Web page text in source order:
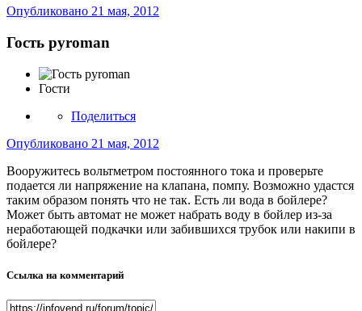
Опубликовано 21 мая, 2012
Гость pyroman
Гости
Поделиться
Опубликовано 21 мая, 2012
Вооружитесь вольтметром постоянного тока и проверьте
подается ли напряжение на клапана, помпу. Возможно удастся
таким образом понять что не так. Есть ли вода в бойлере?
Может быть автомат не может набрать воду в бойлер из-за
неработающей подкачки или забившихся трубок или накипи в
бойлере?
Ссылка на комментарий